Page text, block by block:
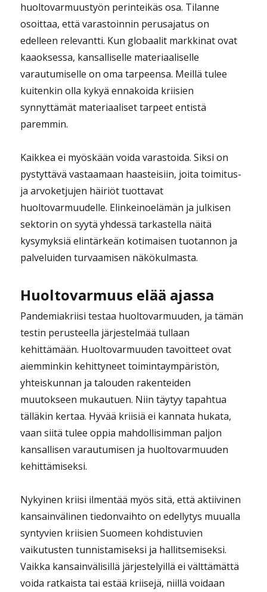
huoltovarmuustyön perinteikäs osa. Tilanne
osoittaa, että varastoinnin perusajatus on
edelleen relevantti. Kun globaalit markkinat ovat
kaaoksessa, kansalliselle materiaaliselle
varautumiselle on oma tarpeensa. Meillä tulee
kuitenkin olla kykyä ennakoida kriisien
synnyttämät materiaaliset tarpeet entistä
paremmin.
Kaikkea ei myöskään voida varastoida. Siksi on
pystyttävä vastaamaan haasteisiin, joita toimitus-
ja arvoketjujen häiriöt tuottavat
huoltovarmuudelle. Elinkeinoelämän ja julkisen
sektorin on syytä yhdessä tarkastella näitä
kysymyksiä elintärkeän kotimaisen tuotannon ja
palveluiden turvaamisen näkökulmasta.
Huoltovarmuus elää ajassa
Pandemiakriisi testaa huoltovarmuuden, ja tämän
testin perusteella järjestelmää tullaan
kehittämään. Huoltovarmuuden tavoitteet ovat
aiemminkin kehittyneet toimintaympäristön,
yhteiskunnan ja talouden rakenteiden
muutokseen mukautuen. Niin täytyy tapahtua
tälläkin kertaa. Hyvää kriisiä ei kannata hukata,
vaan siitä tulee oppia mahdollisimman paljon
kansallisen varautumisen ja huoltovarmuuden
kehittämiseksi.
Nykyinen kriisi ilmentää myös sitä, että aktiivinen
kansainvälinen tiedonvaihto on edellytys muualla
syntyvien kriisien Suomeen kohdistuvien
vaikutusten tunnistamiseksi ja hallitsemiseksi.
Vaikka kansainvälisillä järjestelyillä ei välttämättä
voida ratkaista tai estää kriisejä, niillä voidaan